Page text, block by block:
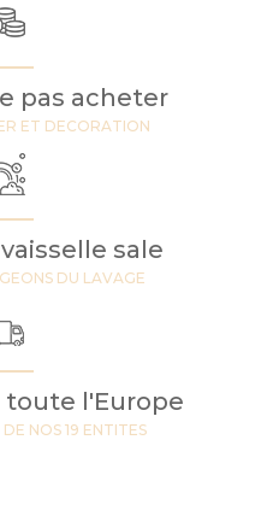
pas acheter
ET DECORATION
sale
DU LAVAGE
toute l'Europe
NOS 19 ENTITES